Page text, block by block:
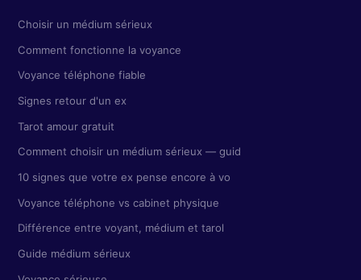
Choisir un médium sérieux
Comment fonctionne la voyance
Voyance téléphone fiable
Signes retour d'un ex
Tarot amour gratuit
Comment choisir un médium sérieux — guid
10 signes que votre ex pense encore à vo
Voyance téléphone vs cabinet physique
Différence entre voyant, médium et tarol
Guide médium sérieux